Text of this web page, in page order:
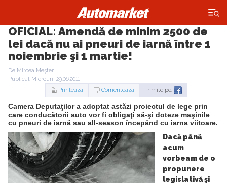
×
OFICIAL: Amendă de minim 2500 de
lei dacă nu ai pneuri de iarnă între 1
noiembrie şi 1 martie!
De Mircea Meșter
Publicat Miercuri, 29.06.2011
Printeaza
Comenteaza Trimite pe:
Camera Deputaţilor a adoptat astăzi proiectul de lege prin
care conducătorii auto vor fi obligaţi să-şi doteze maşinile
cu pneuri de iarnă sau all-season începând cu iarna viitoare.
Dacă până
acum
vorbeam de o
propunere
legislativă şi